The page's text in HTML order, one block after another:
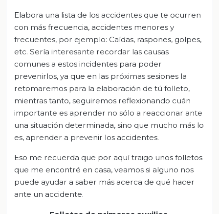
Elabora una lista de los accidentes que te ocurren
con más frecuencia, accidentes menores y
frecuentes, por ejemplo: Caídas, raspones, golpes,
etc. Sería interesante recordar las causas
comunes a estos incidentes para poder
prevenirlos, ya que en las próximas sesiones la
retomaremos para la elaboración de tú folleto,
mientras tanto, seguiremos reflexionando cuán
importante es aprender no sólo a reaccionar ante
una situación determinada, sino que mucho más lo
es, aprender a prevenir los accidentes.
Eso me recuerda que por aquí traigo unos folletos
que me encontré en casa, veamos si alguno nos
puede ayudar a saber más acerca de qué hacer
ante un accidente.